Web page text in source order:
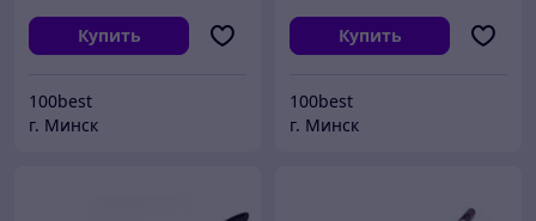
Купить
100best
г. Минск
Купить
100best
г. Минск